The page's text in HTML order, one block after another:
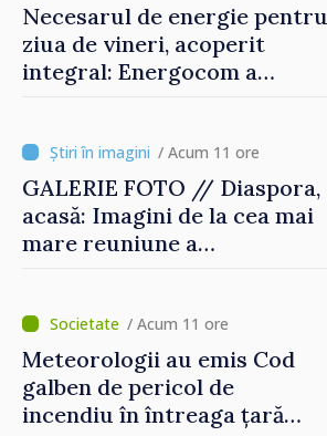
Necesarul de energie pentru
ziua de vineri, acoperit
integral: Energocom a
/ Acum 11 ore
GALERIE FOTO // Diaspora,
acasă: Imagini de la cea mai
mare reuniune a
/ Acum 11 ore
Meteorologii au emis Cod
galben de pericol de
incendiu în întreaga țară